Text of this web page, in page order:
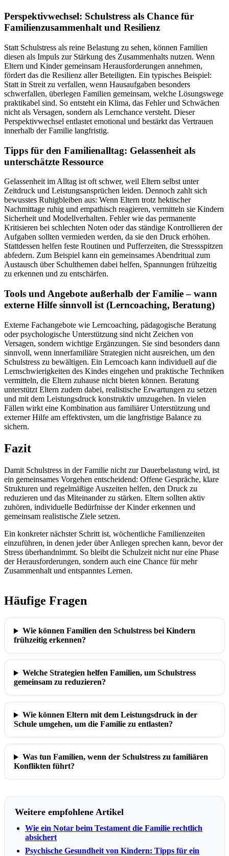
Perspektivwechsel: Schulstress als Chance für
Familienzusammenhalt und Resilienz
Statt Schulstress als reine Belastung zu sehen, können Familien
diesen als Impuls zur Stärkung des Zusammenhalts nutzen. Wenn
Eltern und Kinder gemeinsam Herausforderungen annehmen,
fördert das die Resilienz aller Beteiligten. Ein typisches Beispiel:
Statt in Streit zu verfallen, wenn Hausaufgaben besonders
schwerfallen, überlegen Familien gemeinsam, welche Lösungswege
praktikabel sind. So entsteht ein Klima, das Fehler und Schwächen
nicht als Versagen, sondern als Lernchance versteht. Dieser
Perspektivwechsel entlastet emotional und bestärkt das Vertrauen
innerhalb der Familie langfristig.
Tipps für den Familienalltag: Gelassenheit als
unterschätzte Ressource
Gelassenheit im Alltag ist oft schwer, weil Eltern selbst unter
Zeitdruck und Leistungsansprüchen leiden. Dennoch zahlt sich
bewusstes Ruhigbleiben aus: Wenn Eltern trotz hektischer
Nachmittage ruhig und empathisch reagieren, vermitteln sie Kindern
Sicherheit und Modellverhalten. Fehler wie das permanente
Kritisieren bei schlechten Noten oder das ständige Kontrollieren der
Aufgaben sollten vermieden werden, da sie den Druck erhöhen.
Stattdessen helfen feste Routinen und Pufferzeiten, die Stressspitzen
abfedern. Zum Beispiel kann ein gemeinsames Abendritual zum
Austausch über Schulthemen dabei helfen, Spannungen frühzeitig
zu erkennen und zu entschärfen.
Tools und Angebote außerhalb der Familie – wann
externe Hilfe sinnvoll ist (Lerncoaching, Beratung)
Externe Fachangebote wie Lerncoaching, pädagogische Beratung
oder psychologische Unterstützung sind nicht Zeichen von
Versagen, sondern wichtige Ergänzungen. Sie sind besonders dann
sinnvoll, wenn innerfamiliäre Strategien nicht ausreichen, um den
Schulstress zu bewältigen. Ein Lerncoach kann individuell auf die
Lernschwierigkeiten des Kindes eingehen und praktische Techniken
vermitteln, die Eltern zuhause nicht bieten können. Beratung
unterstützt Eltern zudem dabei, realistische Erwartungen zu setzen
und mit dem Leistungsdruck konstruktiv umzugehen. In vielen
Fällen wirkt eine Kombination aus familiärer Unterstützung und
externer Hilfe am effektivsten, um die langfristige Balance zu
sichern.
Fazit
Damit Schulstress in der Familie nicht zur Dauerbelastung wird, ist
ein gemeinsames Vorgehen entscheidend: Offene Gespräche, klare
Strukturen und regelmäßige Auszeiten helfen, den Druck zu
reduzieren und das Miteinander zu stärken. Eltern sollten aktiv
zuhören, individuelle Bedürfnisse der Kinder erkennen und
gemeinsam realistische Ziele setzen.
Ein konkreter nächster Schritt ist, wöchentliche Familienzeiten
einzuführen, in denen jeder über Anliegen sprechen kann, bevor der
Stress überhandnimmt. So bleibt die Schulzeit nicht nur eine Phase
der Herausforderungen, sondern auch eine Chance für mehr
Zusammenhalt und entspanntes Lernen.
Häufige Fragen
Wie können Familien den Schulstress bei Kindern
frühzeitig erkennen?
Welche Strategien helfen Familien, um Schulstress
gemeinsam zu reduzieren?
Wie können Eltern mit dem Leistungsdruck in der
Schule umgehen, um die Familie zu entlasten?
Was tun Familien, wenn der Schulstress zu familiären
Konflikten führt?
Weitere empfohlene Artikel
Wie ein Notar beim Testament die Familie rechtlich
absichert
Psychische Gesundheit von Kindern: Tipps für ein